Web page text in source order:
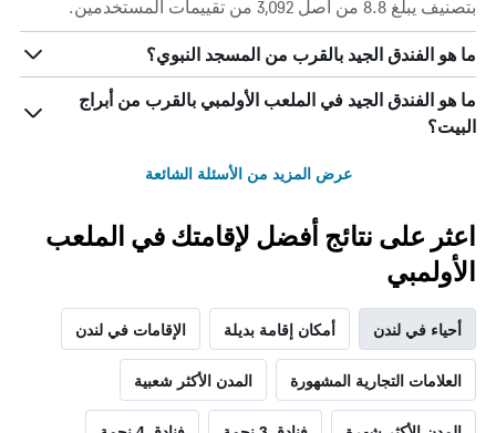
بتصنيف يبلغ 8.8 من أصل 3,092 من تقييمات المستخدمين.
ما هو الفندق الجيد بالقرب من المسجد النبوي؟
ما هو الفندق الجيد في الملعب الأولمبي بالقرب من أبراج
البيت؟
عرض المزيد من الأسئلة الشائعة
اعثر على نتائج أفضل لإقامتك في الملعب
الأولمبي
أحياء في لندن أمكان إقامة بديلة الإقامات في لندن
العلامات التجارية المشهورة المدن الأكثر شعبية